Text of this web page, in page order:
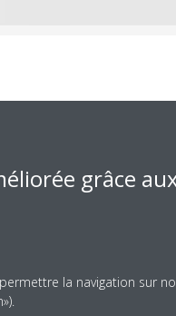
de façon parfaite notre
performances pour
eau traditionnels. Les
grâce
la navigation sur